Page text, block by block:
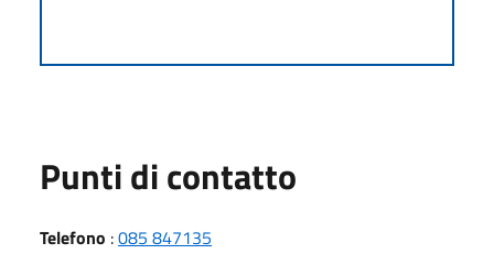
Punti di contatto
Telefono :085 847135